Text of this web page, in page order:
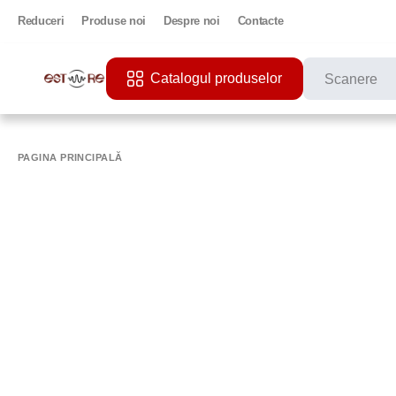
Reduceri Produse noi Despre noi Contacte
Catalogul produselor
PAGINA PRINCIPALĂ